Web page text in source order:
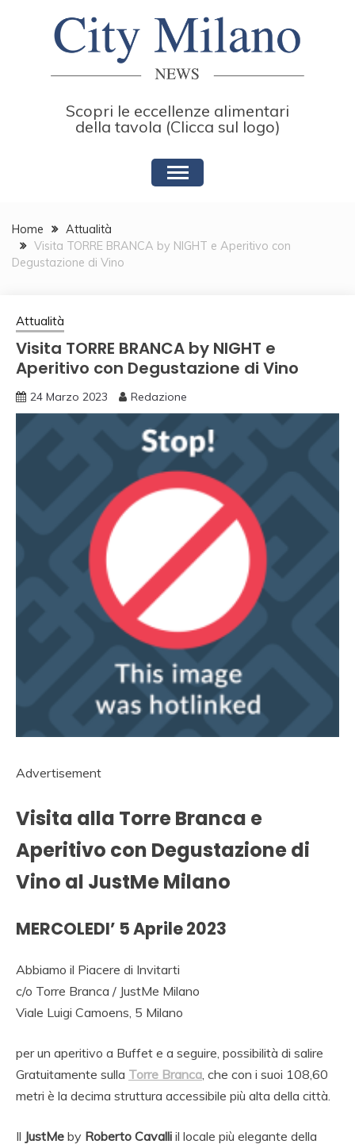
Scopri le eccellenze alimentari
della tavola (Clicca sul logo)
Home
Attualità
Visita TORRE BRANCA by NIGHT e Aperitivo con
Degustazione di Vino
Attualità
Visita TORRE BRANCA by NIGHT e
Aperitivo con Degustazione di Vino
24 Marzo 2023 Redazione
Advertisement
Visita alla Torre Branca e
Aperitivo con Degustazione di
Vino al JustMe Milano
MERCOLEDI’ 5 Aprile 2023
Abbiamo il Piacere di Invitarti
c/o Torre Branca / JustMe Milano
Viale Luigi Camoens, 5 Milano
per un aperitivo a Buffet e a seguire, possibilità di salire
Gratuitamente sulla Torre Branca , che con i suoi 108,60
metri è la decima struttura accessibile più alta della città.
Il JustMe by Roberto Cavalli il locale più elegante della